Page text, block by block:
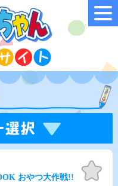
おやつ大作戦!!
お気
に入